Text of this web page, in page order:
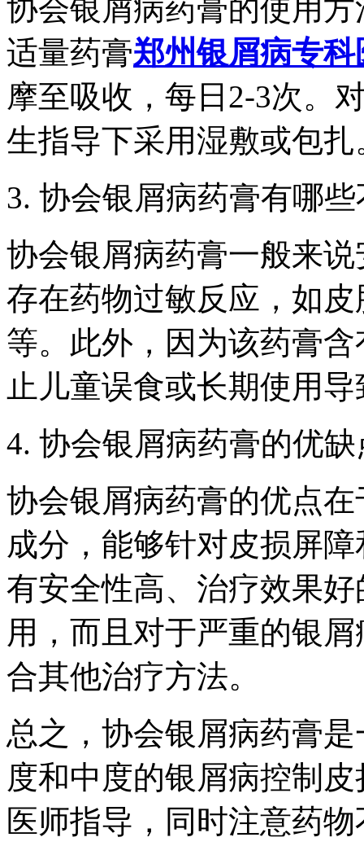
协会银屑病药膏的使用
适量药膏郑州银屑病专科
摩至吸收，每日2-3次。
生指导下采用湿敷或包扎
3. 协会银屑病药膏有哪
协会银屑病药膏一般来
存在药物过敏反应，如
等。此外，因为该药膏
止儿童误食或长期使用
4. 协会银屑病药膏的优
协会银屑病药膏的优点
成分，能够针对皮损屏
有安全性高、治疗效果
用，而且对于严重的银
合其他治疗方法。
总之，协会银屑病药膏
度和中度的银屑病控制
医师指导，同时注意药